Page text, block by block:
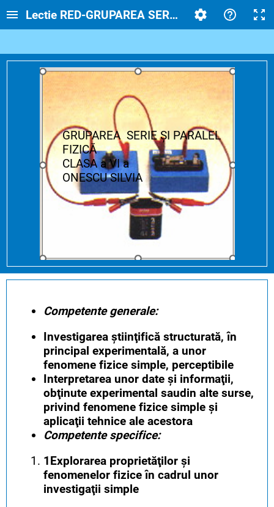
Lectie RED-GRUPAREA SERIE ȘI PARALEL
GRUPAREA SERIE ȘI PARALEL
FIZICĂ
CLASA a VI a
ONESCU SILVIA
Competente generale:
Investigarea ştiinţifică structurată, în
principal experimentală, a unor
fenomene fizice simple, perceptibile
Interpretarea unor date şi informaţii,
obţinute experimental saudin alte surse,
privind fenomene fizice simple şi
aplicaţii tehnice ale acestora
Competente specifice:
1Explorarea proprietăţilor şi
fenomenelor fizice în cadrul unor
investigaţii simple